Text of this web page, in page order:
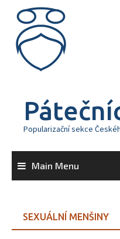
content
Popularizační sekce
Main Menu
SEXUÁLNÍ MENŠINY